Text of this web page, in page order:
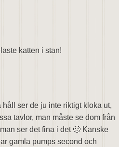
katten i stan!
ser de ju inte riktigt kloka ut,
tavlor, man måste se dom från
ser det fina i det 🙂 Kanske
gamla pumps second och